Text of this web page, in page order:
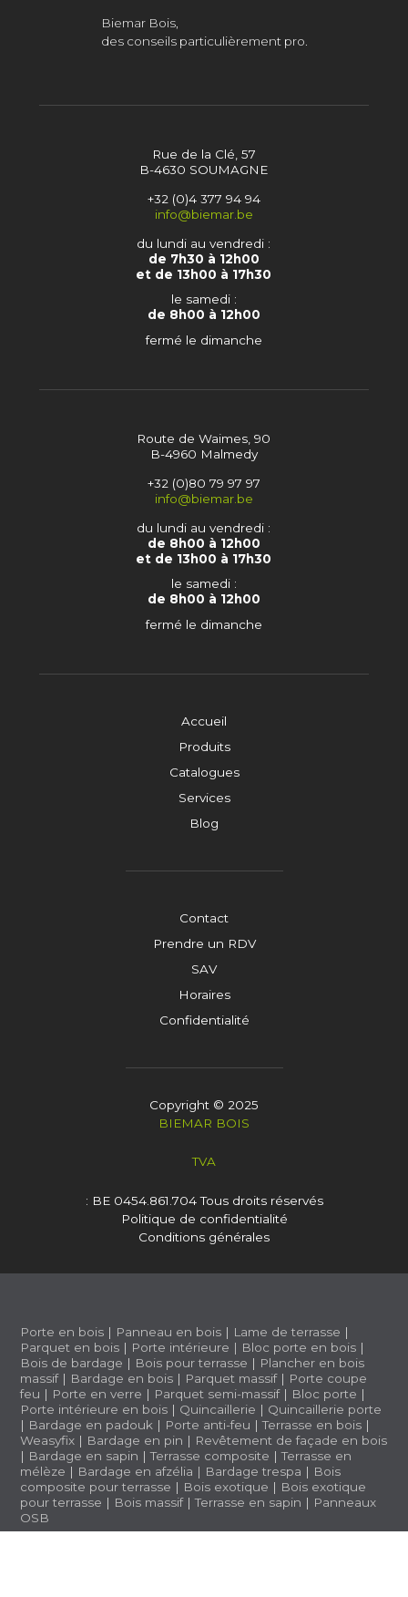
Biemar Bois,
des conseils particulièrement pro.
Accueil
Produits
Catalogues
Services
Blog
Contact
Prendre un RDV
SAV
Horaires
Confidentialité
Rue de la Clé, 57
B-4630 SOUMAGNE
+32 (0)4 377 94 94
info@biemar.be
du lundi au vendredi :
de 7h30 à 12h00
et de 13h00 à 17h30
le samedi :
de 8h00 à 12h00
fermé le dimanche
Route de Waimes, 90
B-4960 Malmedy
+32 (0)80 79 97 97
info@biemar.be
du lundi au vendredi :
de 8h00 à 12h00
et de 13h00 à 17h30
le samedi :
de 8h00 à 12h00
fermé le dimanche
Copyright © 2025
BIEMAR BOIS
TVA
: BE 0454.861.704Tous droits réservés
Politique de confidentialité
Conditions générales
Porte en bois | Panneau en bois | Lame de terrasse |
Parquet en bois | Porte intérieure | Bloc porte en bois |
Bois de bardage | Bois pour terrasse | Plancher en bois
massif| Bardage en bois | Parquet massif| Porte coupe
feu | Porte en verre | Parquet semi-massif| Bloc porte |
Porte intérieure en bois | Quincaillerie | Quincaillerie porte
| Bardage en padouk | Porte anti-feu |Terrasse en bois |
Weasyfix | Bardage en pin | Revêtement de façade en bois
| Bardage en sapin |Terrasse composite |Terrasse en
mélèze | Bardage en afzélia | Bardage trespa | Bois
composite pour terrasse | Bois exotique | Bois exotique
pour terrasse | Bois massif|Terrasse en sapin | Panneaux
OSB